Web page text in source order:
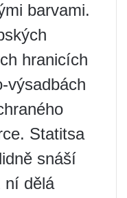
barvami.
hranicích
výsadbách
Statitsa
snáší
ní dělá